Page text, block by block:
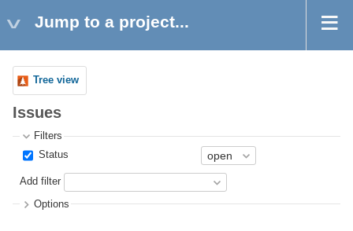
Jump to a project...
Tree view
Issues
Filters
Status
Add filter
Options